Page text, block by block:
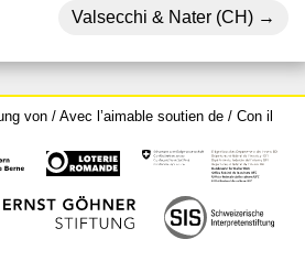
Valsecchi & Nater (CH)
von / Avec l’aimable soutien de / Con il